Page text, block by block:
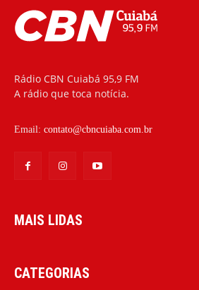
Rádio CBN Cuiabá 95,9 FM
A rádio que toca notícia.
Email: contato@cbncuiaba.com.br
MAIS LIDAS
CATEGORIAS